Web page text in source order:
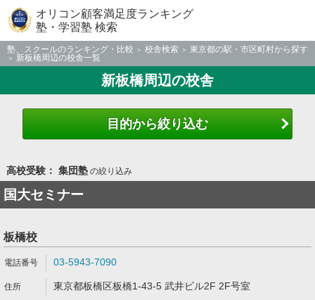
オリコン顧客満足度ランキング
塾・学習塾 検索
塾、スクールのランキング・比較 校舎検索
東京都の駅・市区町村から探す
新板橋周辺の校舎一覧
新板橋周辺の校舎
目的から絞り込む
高校受験： 集団塾の絞り込み
国大セミナー
板橋校
03-5943-7090
東京都板橋区板橋1-43-5 武井ビル2F 2F号室